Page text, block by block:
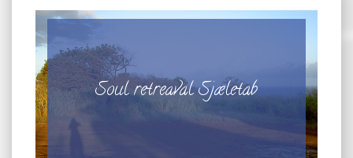
Soul retreaval Sjæletab